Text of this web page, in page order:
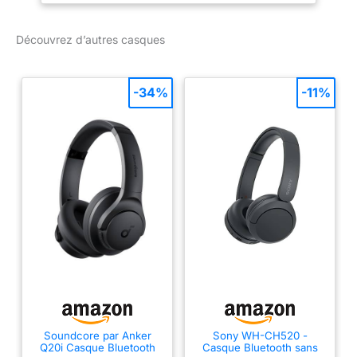
les compétitions
visière solaire étendue
solaire supplémentaire.
d'équitation, partez sur
les sentiers avec style et
confort Design discret :
ce casque équestre
élégant et moderne est
conçu pour s'adapter
sans effort à une variété
de formes de tête. Le
casque de cheval
réglable est livré avec un
système SureFit Pro Fit
Accessoire fini mat :
disponible dans une
large gamme de
Découvrez d’autres casques
Soundcore par Anker
Q20i Casque Bluetooth
-34%
Sony WH-CH520 -
Casque Bluetooth sans
-11%